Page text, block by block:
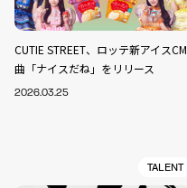
CUTIE STREET、ロッテ新アイスCM
曲「ナイスだね」をリリース
2026.03.25
TALENT